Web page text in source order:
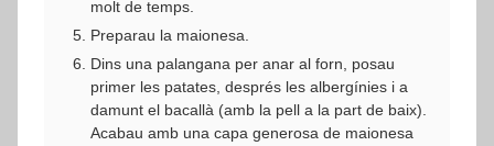
molt de temps.
Preparau la maionesa.
Dins una palangana per anar al forn, posau
primer les patates, després les albergínies i a
damunt el bacallà (amb la pell a la part de baix).
Acabau amb una capa generosa de maionesa